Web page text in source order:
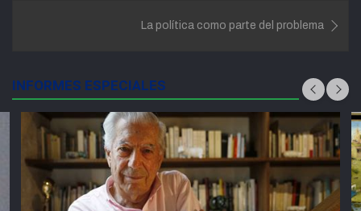
La política como parte del problema
INFORMES ESPECIALES